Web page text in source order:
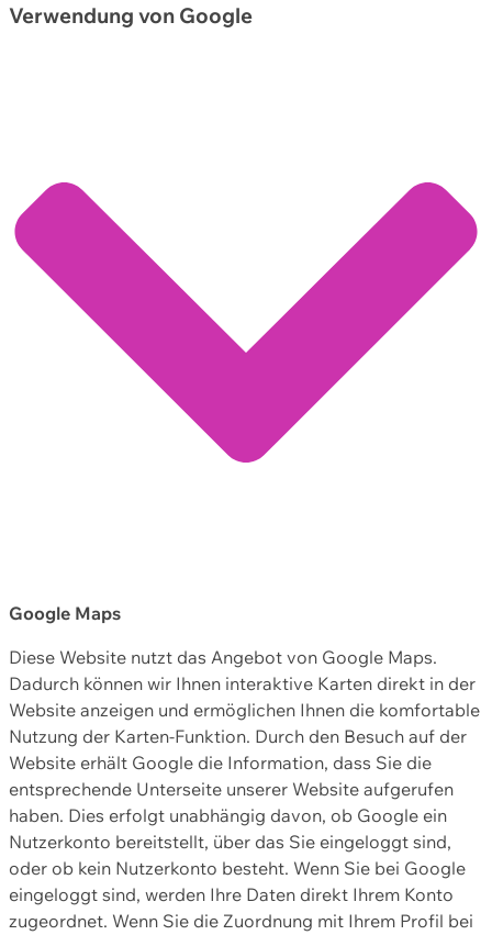
Verwendung von Google
Google Maps
Diese Website nutzt das Angebot von Google Maps.
Dadurch können wir Ihnen interaktive Karten direkt in der
Website anzeigen und ermöglichen Ihnen die komfortable
Nutzung der Karten-Funktion. Durch den Besuch auf der
Website erhält Google die Information, dass Sie die
entsprechende Unterseite unserer Website aufgerufen
haben. Dies erfolgt unabhängig davon, ob Google ein
Nutzerkonto bereitstellt, über das Sie eingeloggt sind,
oder ob kein Nutzerkonto besteht. Wenn Sie bei Google
eingeloggt sind, werden Ihre Daten direkt Ihrem Konto
zugeordnet. Wenn Sie die Zuordnung mit Ihrem Profil bei